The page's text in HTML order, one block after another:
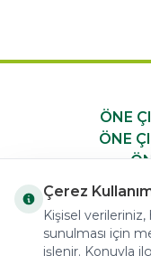
ÖNE
ÖNE
Çerez
Kişisel
sunulması için
işlenir. Konuyla